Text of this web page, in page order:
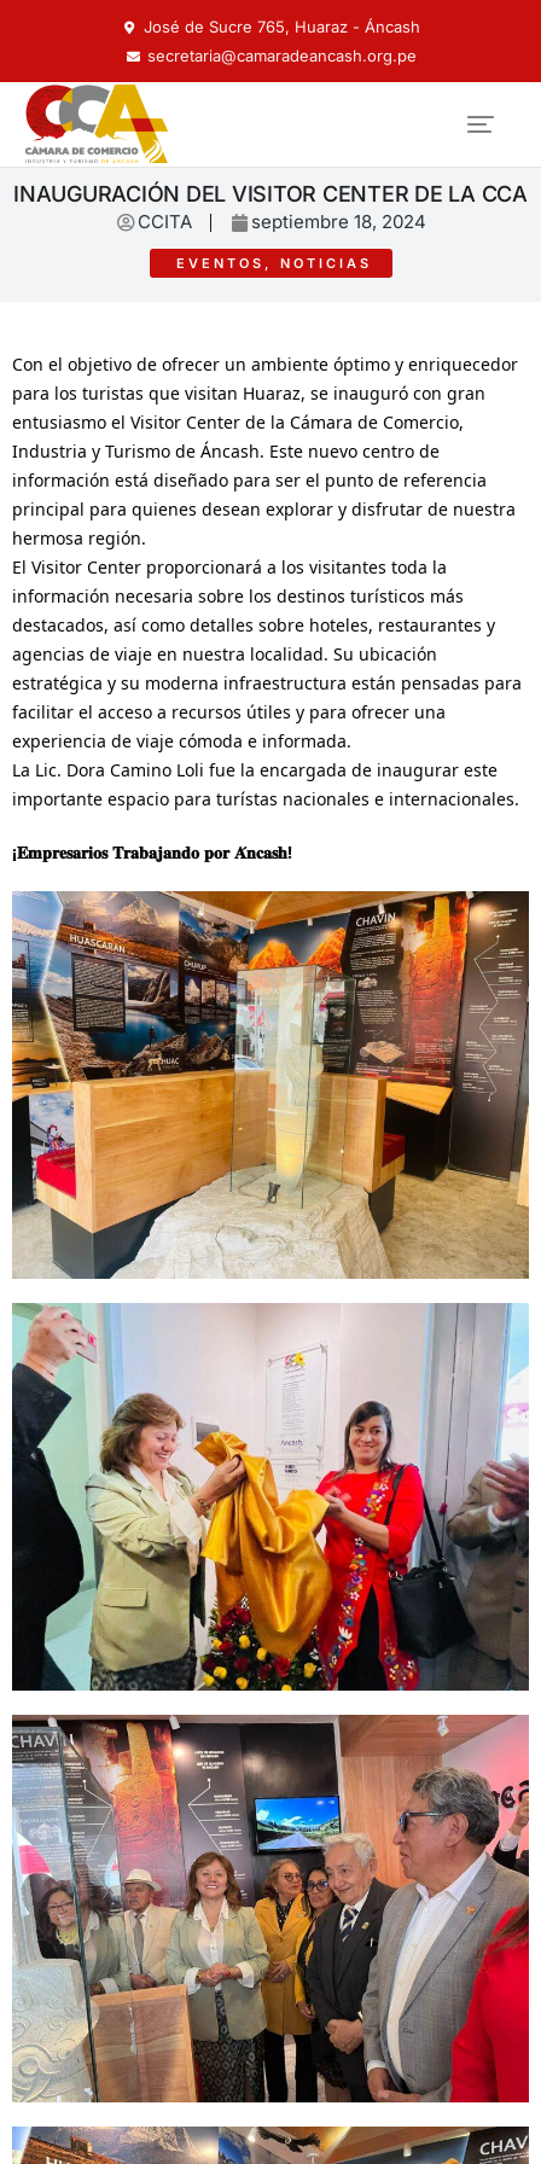
José de Sucre 765, Huaraz - Áncash
secretaria@camaradeancash.org.pe
INAUGURACIÓN DEL VISITOR CENTER DE LA CCA
CCITA septiembre 18, 2024
EVENTOS , NOTICIAS
Con el objetivo de ofrecer un ambiente óptimo y enriquecedor
para los turistas que visitan Huaraz, se inauguró con gran
entusiasmo el Visitor Center de la Cámara de Comercio,
Industria y Turismo de Áncash. Este nuevo centro de
información está diseñado para ser el punto de referencia
principal para quienes desean explorar y disfrutar de nuestra
hermosa región.
El Visitor Center proporcionará a los visitantes toda la
información necesaria sobre los destinos turísticos más
destacados, así como detalles sobre hoteles, restaurantes y
agencias de viaje en nuestra localidad. Su ubicación
estratégica y su moderna infraestructura están pensadas para
facilitar el acceso a recursos útiles y para ofrecer una
experiencia de viaje cómoda e informada.
La Lic. Dora Camino Loli fue la encargada de inaugurar este
importante espacio para turístas nacionales e internacionales.
¡𝐄𝐦𝐩𝐫𝐞𝐬𝐚𝐫𝐢𝐨𝐬 𝐓𝐫𝐚𝐛𝐚𝐣𝐚𝐧𝐝𝐨 𝐩𝐨𝐫 𝐀𝐧𝐜𝐚𝐬𝐡!